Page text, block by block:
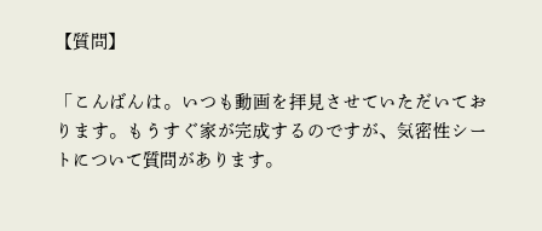
【質問】
「こんばんは。いつも動画を拝見させていただいてお
ります。もうすぐ家が完成するのですが、気密性シー
トについて質問があります。